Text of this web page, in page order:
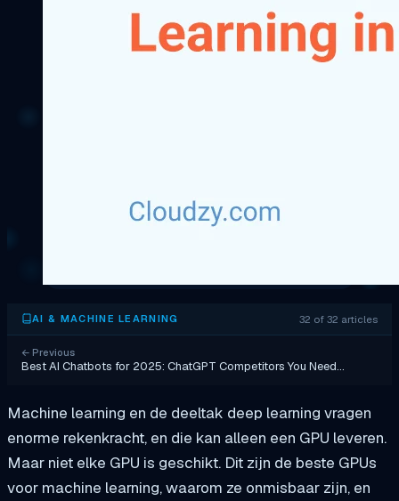
AI & MACHINE LEARNING 32 of 32 articles
← Previous
Best AI Chatbots for 2025: ChatGPT Competitors You Need…
Machine learning en de deeltak deep learning vragen
enorme rekenkracht, en die kan alleen een GPU leveren.
Maar niet elke GPU is geschikt. Dit zijn de beste GPUs
voor machine learning, waarom ze onmisbaar zijn, en